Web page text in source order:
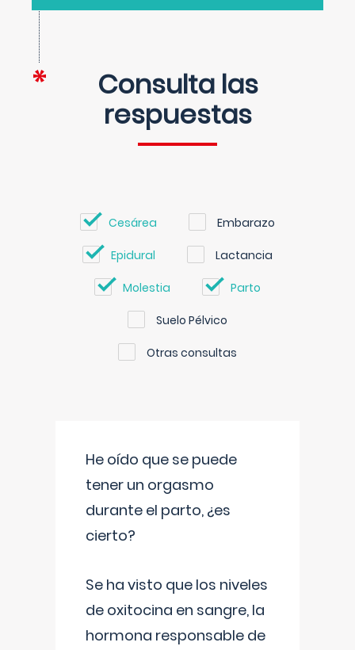
Consulta las
respuestas
Cesárea Embarazo
Epidural Lactancia
Molestia Parto
Suelo Pélvico
Otras consultas
He oído que se puede
tener un orgasmo
durante el parto, ¿es
cierto?
Se ha visto que los niveles
de oxitocina en sangre, la
hormona responsable de